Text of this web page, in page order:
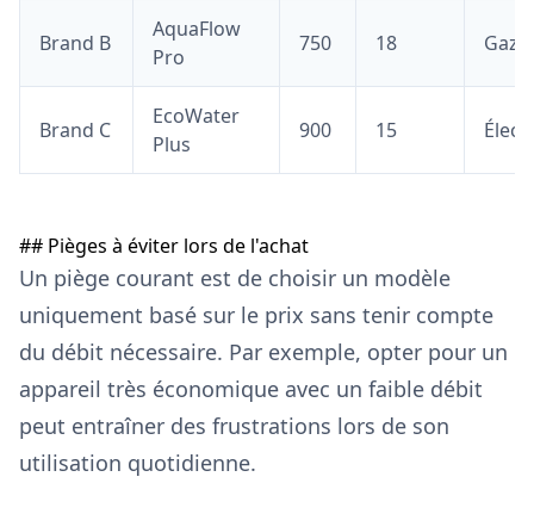
Brand B
AquaFlow
Pro
750 18 Gaz
Brand C
EcoWater
Plus
900 15
## Pièges à éviter lors de l'achat
Un piège courant est de choisir un modèle
uniquement basé sur le prix sans tenir compte
du débit nécessaire. Par exemple, opter pour un
appareil très économique avec un faible débit
peut entraîner des frustrations lors de son
utilisation quotidienne.